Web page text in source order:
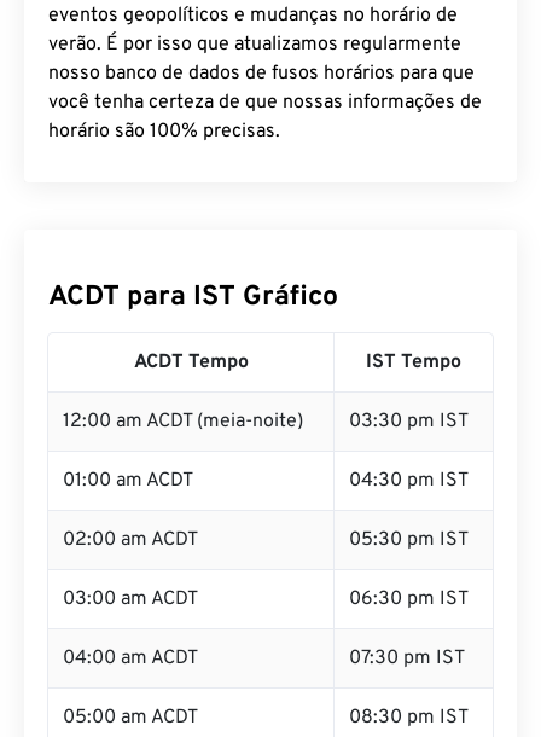
eventos geopolíticos e mudanças no horário de
verão. É por isso que atualizamos regularmente
nosso banco de dados de fusos horários para que
você tenha certeza de que nossas informações de
horário são 100% precisas.
ACDT para IST Gráfico
ACDT Tempo IST Tempo
12:00 am ACDT (meia-noite) 03:30 pm IST
01:00 am ACDT 04:30 pm IST
02:00 am ACDT 05:30 pm IST
03:00 am ACDT 06:30 pm IST
04:00 am ACDT 07:30 pm IST
05:00 am ACDT 08:30 pm IST